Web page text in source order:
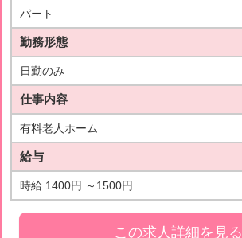
パート
勤務形態
日勤のみ
仕事内容
有料老人ホーム
給与
時給 1400円 ～1500円
この求人詳細を見る